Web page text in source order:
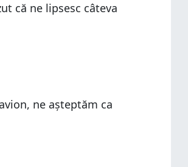
că ne lipsesc câteva
ne așteptăm ca